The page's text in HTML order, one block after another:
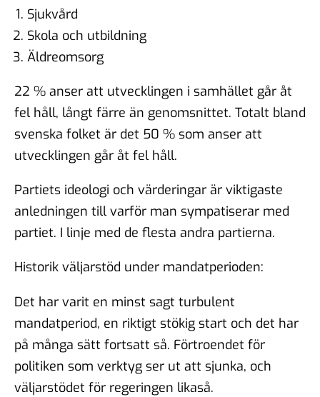
Sjukvård
Skola och utbildning
Äldreomsorg
22 % anser att utvecklingen i samhället går åt
fel håll, långt färre än genomsnittet. Totalt bland
svenska folket är det 50 % som anser att
utvecklingen går åt fel håll.
Partiets ideologi och värderingar är viktigaste
anledningen till varför man sympatiserar med
partiet. I linje med de flesta andra partierna.
Historik väljarstöd under mandatperioden:
Det har varit en minst sagt turbulent
mandatperiod, en riktigt stökig start och det har
på många sätt fortsatt så. Förtroendet för
politiken som verktyg ser ut att sjunka, och
väljarstödet för regeringen likaså.